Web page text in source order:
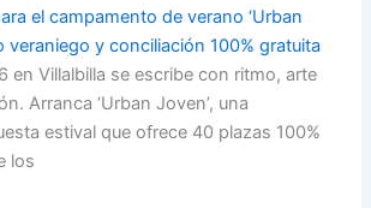
el campamento de verano ‘Urban
veraniego y conciliación 100% gratuita
en Villalbilla se escribe con ritmo, arte
Arranca ‘Urban Joven’, una
estival que ofrece 40 plazas 100%
los